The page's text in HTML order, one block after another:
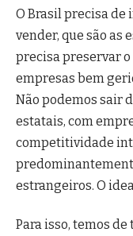
O Brasil precisa de
vender, que são as
precisa preservar
empresas bem
Não podemos sair
estatais, com
competitividade
estrangeiros. O
Para isso, temos